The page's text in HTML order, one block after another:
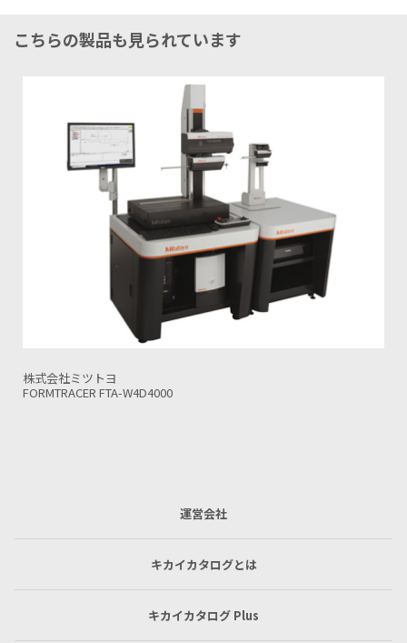
こちらの製品も見られています
株式会社ミツトヨ
FORMTRACER FTA-H8D4000
運営会社
キカイカタログとは
キカイカタログ Plus